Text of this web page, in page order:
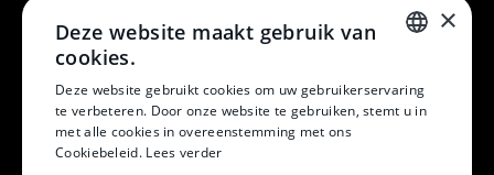
Glaswerk Huren
Feestdagen
Haarlem Culinair
Evenementen Verhuur
Burendag
Oktoberfest
Bruiloft
DUTCH
×
Deze website maakt gebruik van
cookies.
Deze website gebruikt cookies om uw gebruikerservaring
te verbeteren. Door onze website te gebruiken, stemt u in
met alle cookies in overeenstemming met ons
Cookiebeleid. Lees verder